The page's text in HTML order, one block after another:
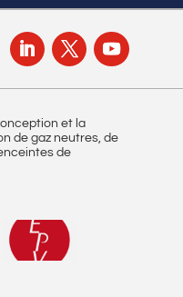
et la
de gaz neutres, de
de